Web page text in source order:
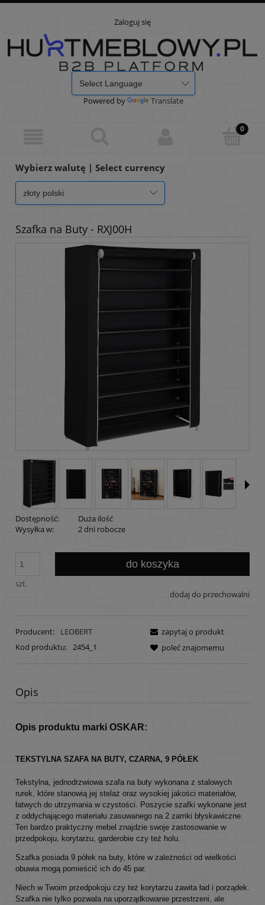
Zaloguj się
Powered by Translate
Wybierz walutę | Select currency
Szafka na Buty - RXJ00H
Dostępność:
Duża ilość
Wysyłka w:
2 dni robocze
szt.
do koszyka
dodaj do przechowalni
Producent:
LEOBERT
Kod produktu: 2454_1
zapytaj o produkt
poleć znajomemu
Opis
Opis produktu marki OSKAR:
TEKSTYLNA SZAFA NA BUTY, CZARNA, 9 PÓŁEK
Tekstylna, jednodrzwiowa szafa na buty wykonana z stalowych
rurek, które stanowią jej stelaż oraz wysokiej jakości materiałów,
łatwych do utrzymania w czystości. Poszycie szafki wykonane jest
z oddychającego materiału zasuwanego na 2 zamki błyskawiczne.
Ten bardzo praktyczny mebel znajdzie swoje zastosowanie w
przedpokoju, korytarzu, garderobie czy też holu.
Szafka posiada 9 półek na buty, które w zależności od wielkości
obuwia mogą pomieścić ich do 45 par.
Niech w Twoim przedpokoju czy też korytarzu zawita ład i porządek.
Szafka nie tylko pozwala na uporządkowanie przestrzeni, ale